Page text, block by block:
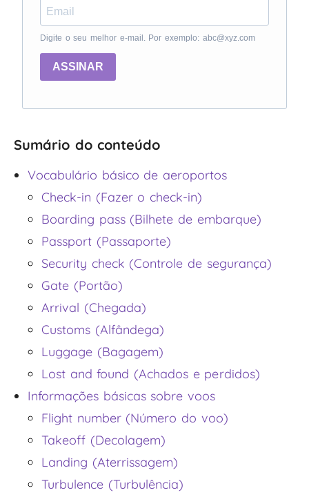
Digite o seu melhor e-mail. Por exemplo: abc@xyz.com
ASSINAR
Sumário do conteúdo
Vocabulário básico de aeroportos
Check-in (Fazer o check-in)
Boarding pass (Bilhete de embarque)
Passport (Passaporte)
Security check (Controle de segurança)
Gate (Portão)
Arrival (Chegada)
Customs (Alfândega)
Luggage (Bagagem)
Lost and found (Achados e perdidos)
Informações básicas sobre voos
Flight number (Número do voo)
Takeoff (Decolagem)
Landing (Aterrissagem)
Turbulence (Turbulência)